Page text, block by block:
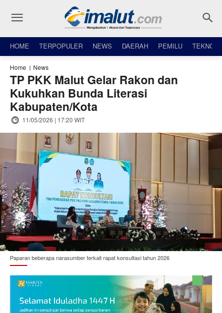
HOME TERPOPULER NEWS DAERAH PEMILU TEKNO
Home News
TP PKK Malut Gelar Rakon dan
Kukuhkan Bunda Literasi
Kabupaten/Kota
11/05/2026 | 17:20 WIT
Paparan beberapa narasumber terkait rapat konsultasi tahun 2026